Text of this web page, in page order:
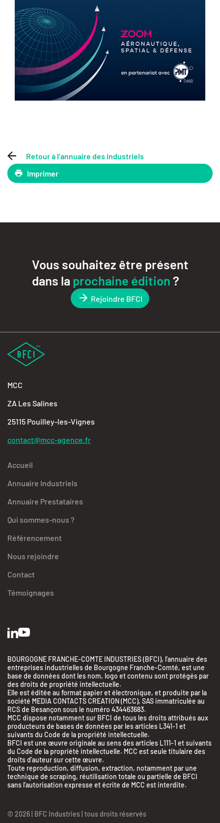
Retour à l’annuaire des industriels
Imprimer
Vous souhaitez être présent
dans la prochaine édition?
Rejoindre BFCI
MCC
ZA Les Salines
25115 Pouilley-les-Vignes
contact@mcc-agence.fr
Accueil
Annuaire Industriels
Annuaire Prestataires
Qui sommes-nous ?
Référencement
Nous rejoindre
Contact
Témoignages
BOURGOGNE FRANCHE-COMTE INDUSTRIES (BFCI), l’annuaire des
entreprises industrielles de Bourgogne Franche-Comté, est une
base de données dont les nom, logo et contenu sont protégés par
des droits de propriété intellectuelle.
Elle est éditée au format papier et électronique, et produite par la
société MEDIA CONTACTS CREATION (MCC), SAS immatriculée au
RCS de Besançon sous le numéro 434463683.
MCC dispose notamment sur BFCI de tous les droits attribués aux
producteurs de bases de données par les articles L341-1 et
suivants du Code de la propriété intellectuelle.
BFCI est une œuvre originale au sens des articles L111-1 et suivants
du Code de la propriété intellectuelle. MCC est seule titulaire des
droits d’auteur sur cette œuvre.
Toute reproduction, diffusion, extraction, notamment par une
technique de scraping, réutilisation totale ou partielle de BFCI
sans l’autorisation expresse et écrite de MCC est interdite.
© 2026 | BFC Industries | tous droits réservés